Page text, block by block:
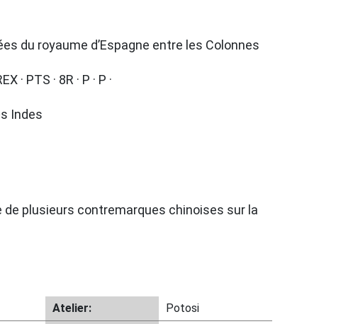
du royaume d’Espagne entre les Colonnes
· PTS · 8R · P · P ·
Indes
de plusieurs contremarques chinoises sur la
Atelier:
Potosi